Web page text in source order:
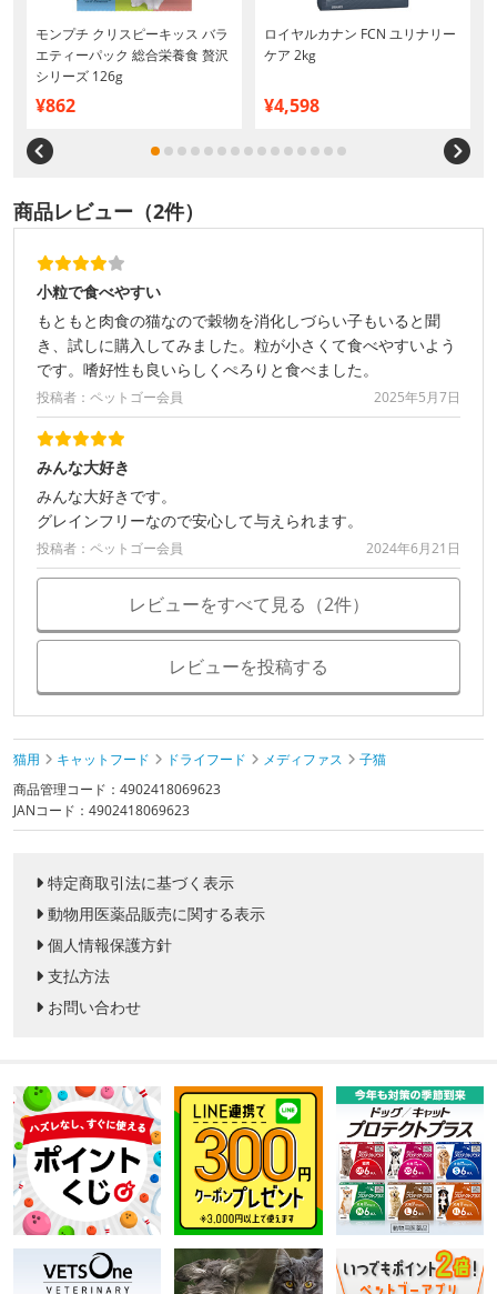
モンプチ クリスピーキッス バラ
エティーパック 総合栄養食 贅沢
シリーズ 126g
¥862
ロイヤルカナン FCN ユリナリー
ケア 2kg
¥4,598
商品レビュー（2件）
小粒で食べやすい
もともと肉食の猫なので穀物を消化しづらい子もいると聞
き、試しに購入してみました。粒が小さくて食べやすいよう
です。嗜好性も良いらしくぺろりと食べました。
投稿者：ペットゴー会員 2025年5月7日
みんな大好き
みんな大好きです。
グレインフリーなので安心して与えられます。
投稿者：ペットゴー会員 2024年6月21日
レビューをすべて見る（2件）
レビューを投稿する
猫用 キャットフード ドライフード メディファス
子猫
商品管理コード：4902418069623
JANコード：4902418069623
特定商取引法に基づく表示
動物用医薬品販売に関する表示
個人情報保護方針
支払方法
お問い合わせ